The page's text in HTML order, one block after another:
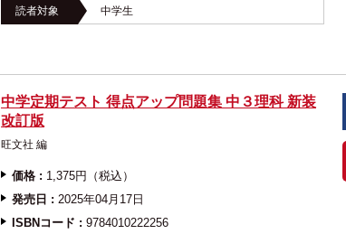
読者対象 中学生
中学定期テスト 得点アップ問題集 中３理科 新装
改訂版
旺文社 編
価格 : 1,375円（税込）
発売日 : 2025年04月17日
ISBNコード : 9784010222256